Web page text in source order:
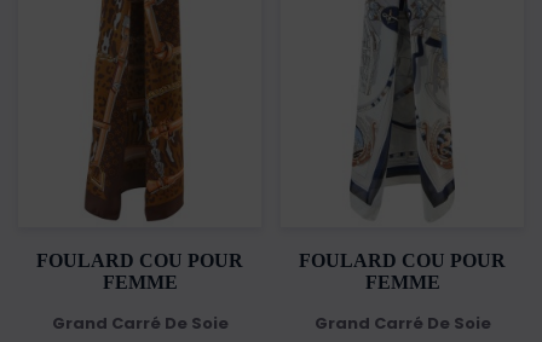
FOULARD COU POUR
FEMME
Grand Carré De Soie
FOULARD COU POUR
FEMME
Grand Carré De Soie